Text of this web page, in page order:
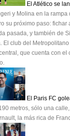
El Atlético se
y Molina en la
su próximo paso:
pasada, y también de
El club del
que cuenta con
El Paris FC
metros, sólo una
la más rica de